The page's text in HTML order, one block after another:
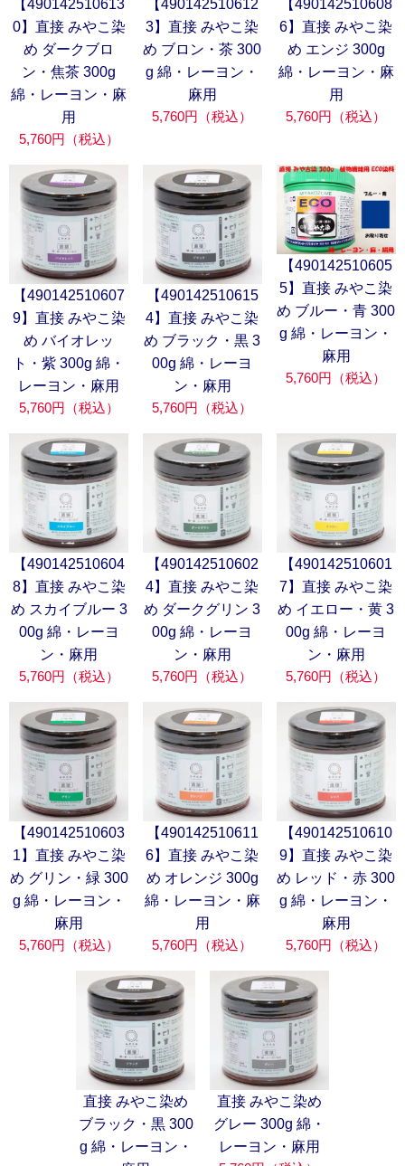
【490142510613
0】直接 みやこ染
め ダークブロ
ン・焦茶 300g
綿・レーヨン・麻
用
5,760円（税込）
【490142510612
3】直接 みやこ染
め ブロン・茶 300
g 綿・レーヨン・
麻用
5,760円（税込）
【490142510608
6】直接 みやこ染
め エンジ 300g
綿・レーヨン・麻
用
5,760円（税込）
【490142510607
9】直接 みやこ染
め バイオレッ
ト・紫 300g 綿・
レーヨン・麻用
5,760円（税込）
【490142510615
4】直接 みやこ染
め ブラック・黒 3
00g 綿・レーヨ
ン・麻用
5,760円（税込）
【490142510605
5】直接 みやこ染
め ブルー・青 300
g 綿・レーヨン・
麻用
5,760円（税込）
【490142510604
8】直接 みやこ染
め スカイブルー 3
00g 綿・レーヨ
ン・麻用
5,760円（税込）
【490142510602
4】直接 みやこ染
め ダークグリン 3
00g 綿・レーヨ
ン・麻用
5,760円（税込）
【490142510601
7】直接 みやこ染
め イエロー・黄 3
00g 綿・レーヨ
ン・麻用
5,760円（税込）
【490142510603
1】直接 みやこ染
め グリン・緑 300
g 綿・レーヨン・
麻用
5,760円（税込）
【490142510611
6】直接 みやこ染
め オレンジ 300g
綿・レーヨン・麻
用
5,760円（税込）
【490142510610
9】直接 みやこ染
め レッド・赤 300
g 綿・レーヨン・
麻用
5,760円（税込）
直接 みやこ染め
ブラック・黒 300
g 綿・レーヨン・
直接 みやこ染め
グレー 300g 綿・
レーヨン・麻用